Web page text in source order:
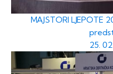
MAJSTORI LJEPOTE
25.